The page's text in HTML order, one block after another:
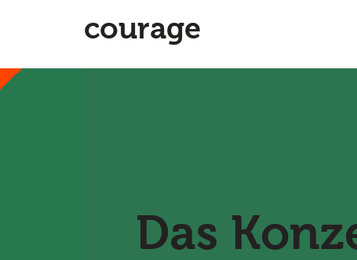
courage
Das